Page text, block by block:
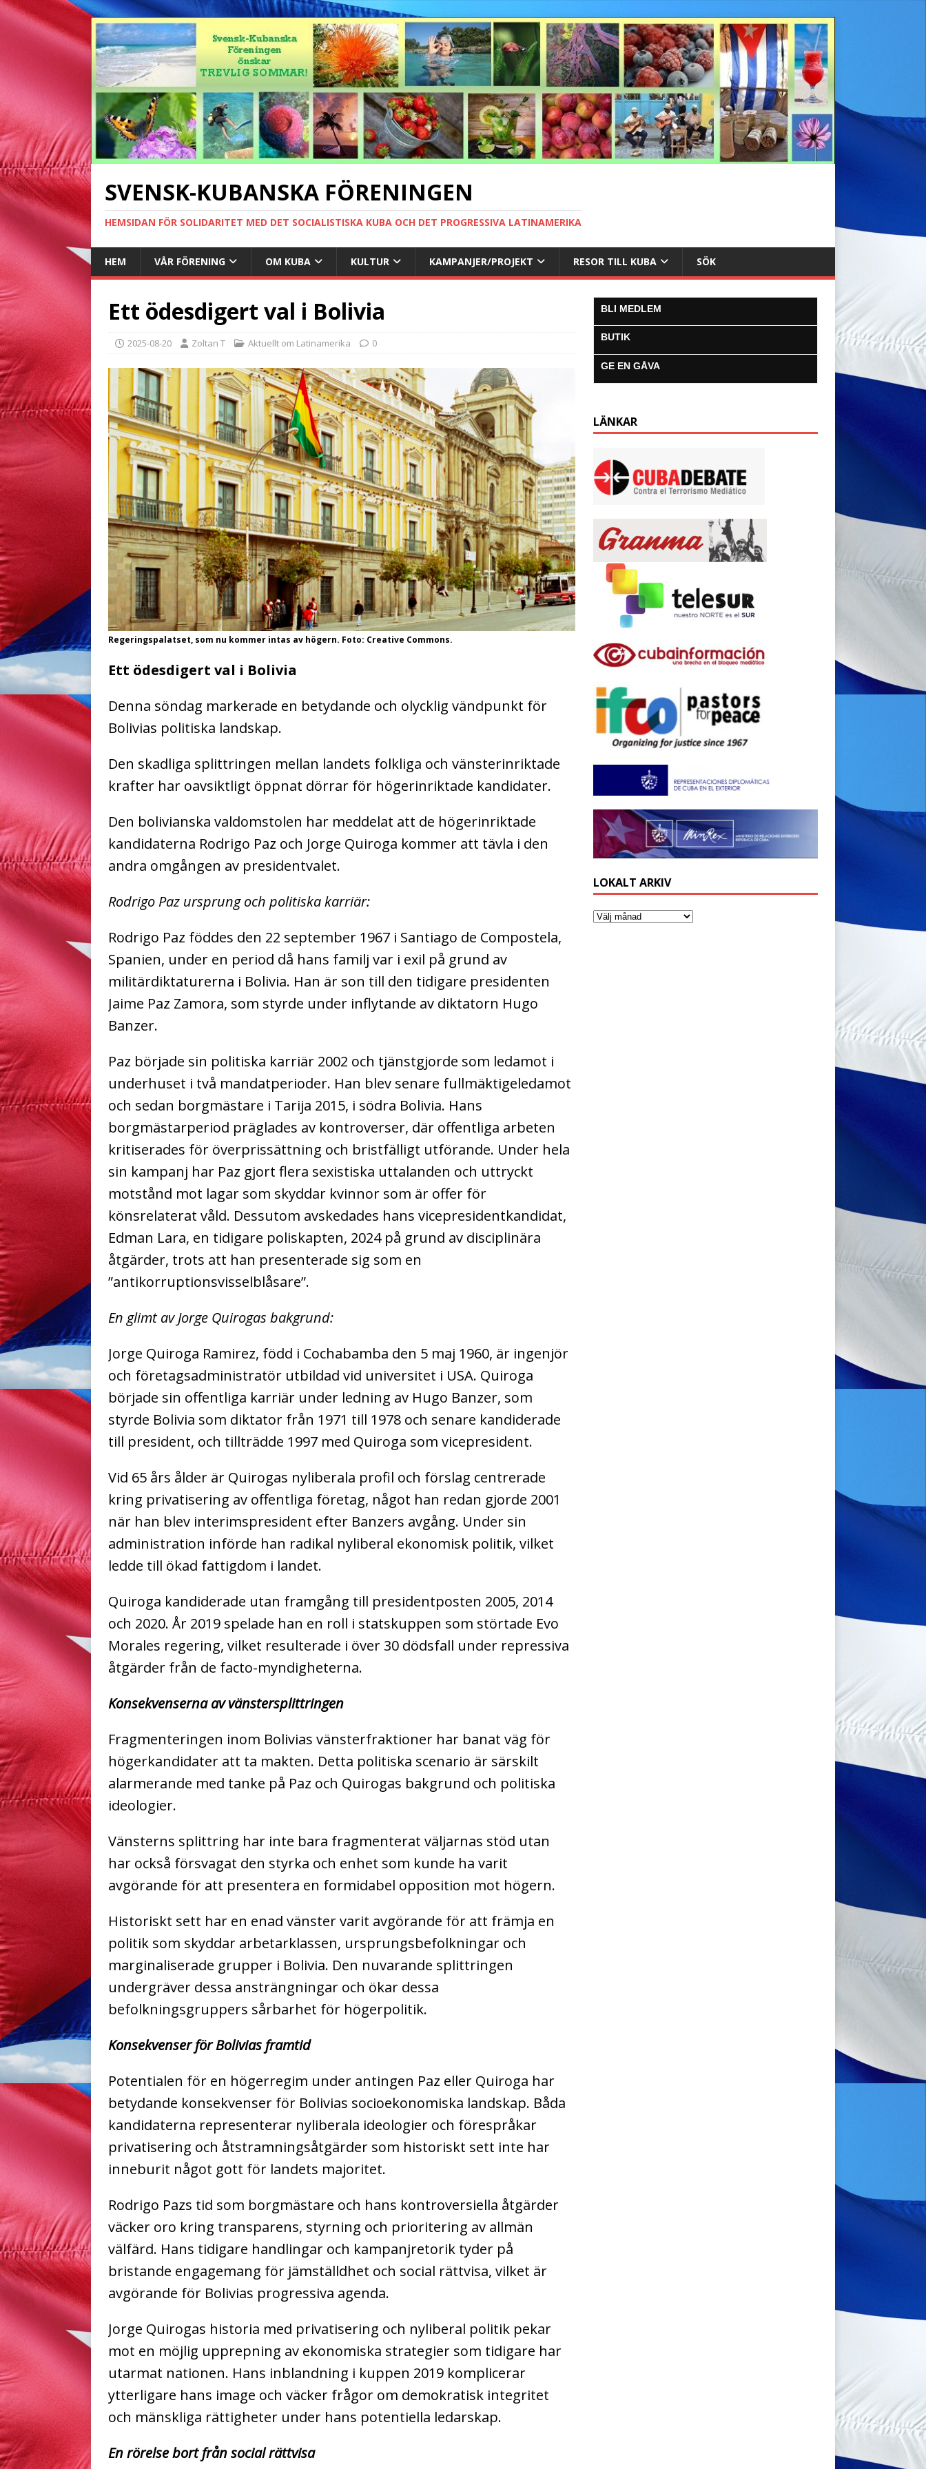
SVENSK-KUBANSKA FÖRENINGEN
HEMSIDAN FÖR SOLIDARITET MED DET SOCIALISTISKA KUBA OCH DET PROGRESSIVA LATINAMERIKA
HEM VÅR FÖRENING OM KUBA KULTUR KAMPANJER/PROJEKT RESOR TILL KUBA SÖK
Ett ödesdigert val i Bolivia
2025-08-20 Zoltan T Aktuellt om Latinamerika 0
Regeringspalatset, som nu kommer intas av högern. Foto: Creative Commons.
Ett ödesdigert val i Bolivia
Denna söndag markerade en betydande och olycklig vändpunkt för
Bolivias politiska landskap.
Den skadliga splittringen mellan landets folkliga och vänsterinriktade
krafter har oavsiktligt öppnat dörrar för högerinriktade kandidater.
Den bolivianska valdomstolen har meddelat att de högerinriktade
kandidaterna Rodrigo Paz och Jorge Quiroga kommer att tävla i den
andra omgången av presidentvalet.
Rodrigo Paz ursprung och politiska karriär:
Rodrigo Paz föddes den 22 september 1967 i Santiago de Compostela,
Spanien, under en period då hans familj var i exil på grund av
militärdiktaturerna i Bolivia. Han är son till den tidigare presidenten
Jaime Paz Zamora, som styrde under inflytande av diktatorn Hugo
Banzer.
Paz började sin politiska karriär 2002 och tjänstgjorde som ledamot i
underhuset i två mandatperioder. Han blev senare fullmäktigeledamot
och sedan borgmästare i Tarija 2015, i södra Bolivia. Hans
borgmästarperiod präglades av kontroverser, där offentliga arbeten
kritiserades för överprissättning och bristfälligt utförande. Under hela
sin kampanj har Paz gjort flera sexistiska uttalanden och uttryckt
motstånd mot lagar som skyddar kvinnor som är offer för
könsrelaterat våld. Dessutom avskedades hans vicepresidentkandidat,
Edman Lara, en tidigare poliskapten, 2024 på grund av disciplinära
åtgärder, trots att han presenterade sig som en
”antikorruptionsvisselblåsare”.
En glimt av Jorge Quirogas bakgrund:
Jorge Quiroga Ramirez, född i Cochabamba den 5 maj 1960, är ingenjör
och företagsadministratör utbildad vid universitet i USA. Quiroga
började sin offentliga karriär under ledning av Hugo Banzer, som
styrde Bolivia som diktator från 1971 till 1978 och senare kandiderade
till president, och tillträdde 1997 med Quiroga som vicepresident.
Vid 65 års ålder är Quirogas nyliberala profil och förslag centrerade
kring privatisering av offentliga företag, något han redan gjorde 2001
när han blev interimspresident efter Banzers avgång. Under sin
administration införde han radikal nyliberal ekonomisk politik, vilket
ledde till ökad fattigdom i landet.
Quiroga kandiderade utan framgång till presidentposten 2005, 2014
och 2020. År 2019 spelade han en roll i statskuppen som störtade Evo
Morales regering, vilket resulterade i över 30 dödsfall under repressiva
åtgärder från de facto-myndigheterna.
Konsekvenserna av vänstersplittringen
Fragmenteringen inom Bolivias vänsterfraktioner har banat väg för
högerkandidater att ta makten. Detta politiska scenario är särskilt
alarmerande med tanke på Paz och Quirogas bakgrund och politiska
ideologier.
Vänsterns splittring har inte bara fragmenterat väljarnas stöd utan
har också försvagat den styrka och enhet som kunde ha varit
avgörande för att presentera en formidabel opposition mot högern.
Historiskt sett har en enad vänster varit avgörande för att främja en
politik som skyddar arbetarklassen, ursprungsbefolkningar och
marginaliserade grupper i Bolivia. Den nuvarande splittringen
undergräver dessa ansträngningar och ökar dessa
befolkningsgruppers sårbarhet för högerpolitik.
Konsekvenser för Bolivias framtid
Potentialen för en högerregim under antingen Paz eller Quiroga har
betydande konsekvenser för Bolivias socioekonomiska landskap. Båda
kandidaterna representerar nyliberala ideologier och förespråkar
privatisering och åtstramningsåtgärder som historiskt sett inte har
inneburit något gott för landets majoritet.
Rodrigo Pazs tid som borgmästare och hans kontroversiella åtgärder
väcker oro kring transparens, styrning och prioritering av allmän
välfärd. Hans tidigare handlingar och kampanjretorik tyder på
bristande engagemang för jämställdhet och social rättvisa, vilket är
avgörande för Bolivias progressiva agenda.
Jorge Quirogas historia med privatisering och nyliberal politik pekar
mot en möjlig upprepning av ekonomiska strategier som tidigare har
utarmat nationen. Hans inblandning i kuppen 2019 komplicerar
ytterligare hans image och väcker frågor om demokratisk integritet
och mänskliga rättigheter under hans potentiella ledarskap.
En rörelse bort från social rättvisa
BLI MEDLEM
BUTIK
GE EN GÅVA
LÄNKAR
LOKALT ARKIV